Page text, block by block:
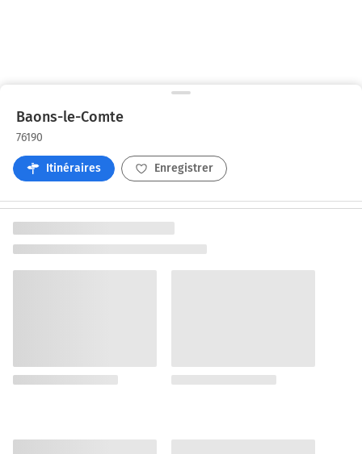
Baons-le-Comte
76190
Itinéraires Enregistrer